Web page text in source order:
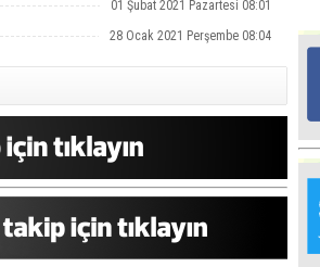
01 Şubat 2021 Pazartesi 08:01
28 Ocak 2021 Perşembe 08:04